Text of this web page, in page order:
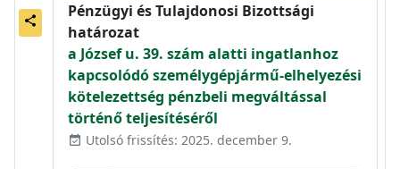
share
Pénzügyi és Tulajdonosi Bizottsági
határozat
a József u. 39. szám alatti ingatlanhoz
kapcsolódó személygépjármű-elhelyezési
kötelezettség pénzbeli megváltással
történő teljesítéséről
event_available Utolsó frissítés: 2025. december 9.